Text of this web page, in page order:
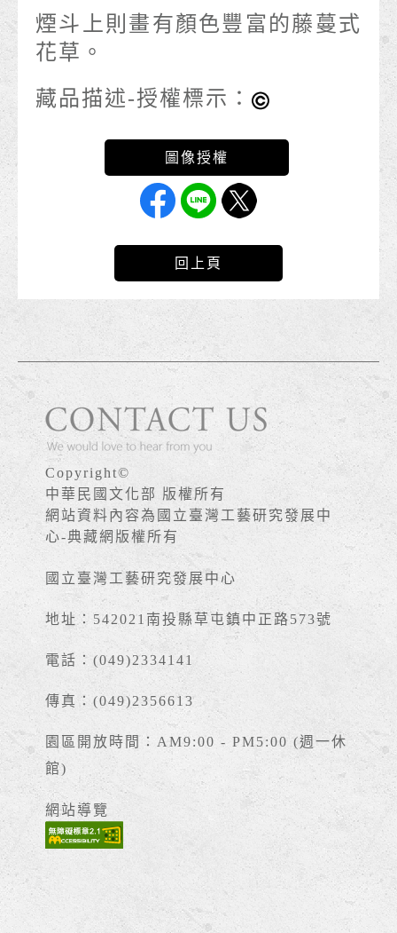
煙斗上則畫有顏色豐富的藤蔓式
花草。
藏品描述-授權標示：
回上頁
Copyright©
中華民國文化部 版權所有
網站資料內容為國立臺灣工藝研究發展中
心-典藏網版權所有
國立臺灣工藝研究發展中心
地址：542021南投縣草屯鎮中正路573號
電話：(049)2334141
傳真：(049)2356613
園區開放時間：AM9:00 - PM5:00 (週一休
館)
網站導覽